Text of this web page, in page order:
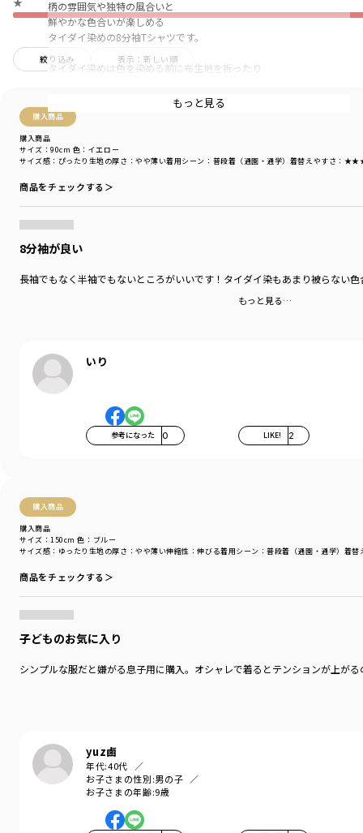
絞り込み 表示：新しい順
購入商品
購入商品
サイズ感 ：ぴったり 生地の厚さ ：やや薄い着用シーン ：普段着（通園・通学） 着替えやすさ ：
サイズ：90cm 色：イエロー
商品をチェックする＞
8分袖が良い
長袖でもなく半袖でもないところがいいです！タイダイ染もあまり被らない
もっと見る…
いり
参考になった 0 LIKE! 2
購入商品
購入商品
サイズ感 ：ゆったり 生地の厚さ ：やや薄い伸縮性 ：伸びる着用シーン ：普段着（通園・通学） 着替
サイズ：150cm 色：ブルー
商品をチェックする＞
子どものお気に入り
シンプルな服だと嫌がる息子用に購入。オシャレで着るとテンションが上が
yuz鹵
年代:40代
お子さまの性別:男の子
お子さまの年齢:9歳
柄の雰囲気や独特の風合いと
鮮やかな色合いが楽しめる
タイダイ染めの8分袖Tシャツです。
タイダイ染めは色を染める前に布生地を折ったり
手作業で染め上げることから、１点1点で
色の出方が違うのも特徴です。
■デザイン
360度おしゃれに見えるデザインで
立体的で抜け感のあるシルエットです。
袖丈は長袖よりも少し短く、8分袖のデザイン。
本体部分「綿100％」使用。
太めの糸で編まれているので丈夫で型崩れしにくい、
お洗濯にもぴったりの素材です。
伸縮性：あり
透け感：なし
サイズ：サイズ110
ブランド
シーズン
／アウトレット
カラー
／
性別タイプ
／BOY
商品番号
もっと見る